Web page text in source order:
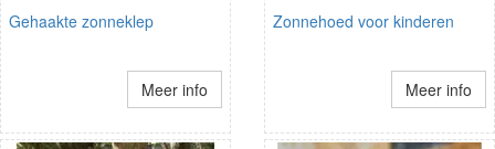
Gehaakte zonneklep
Meer info
Zonnehoed voor kinderen
Meer info